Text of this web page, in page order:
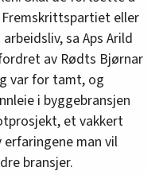
eller
sa Aps Arild
av Rødts Bjørnar
var for tamt, og
i byggebransjen
et vakkert
man vil
bransjer.